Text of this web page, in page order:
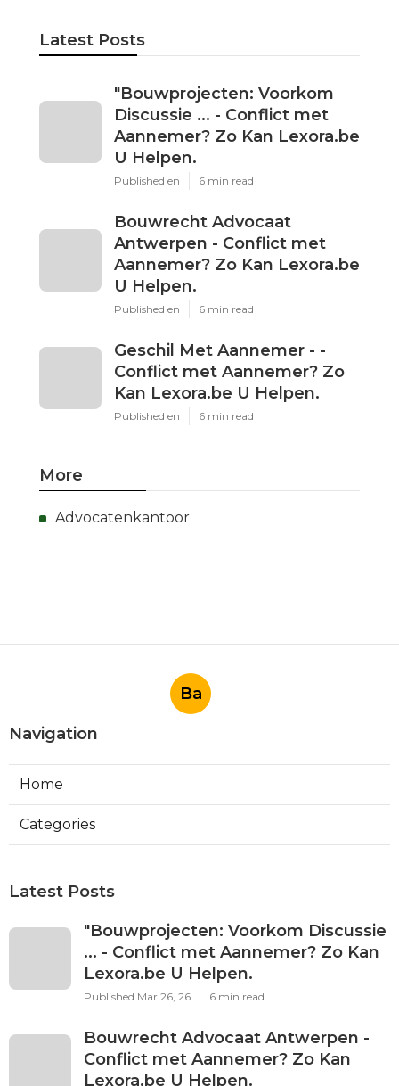
Latest Posts
"Bouwprojecten: Voorkom
Discussie ... - Conflict met
Aannemer? Zo Kan Lexora.be
U Helpen.
Published en 6 min read
Bouwrecht Advocaat
Antwerpen - Conflict met
Aannemer? Zo Kan Lexora.be
U Helpen.
Published en 6 min read
Geschil Met Aannemer - -
Conflict met Aannemer? Zo
Kan Lexora.be U Helpen.
Published en 6 min read
More
Advocatenkantoor
Ba
Navigation
Home
Categories
Latest Posts
"Bouwprojecten: Voorkom Discussie
... - Conflict met Aannemer? Zo Kan
Lexora.be U Helpen.
Published Mar 26, 26 6 min read
Bouwrecht Advocaat Antwerpen -
Conflict met Aannemer? Zo Kan
Lexora.be U Helpen.